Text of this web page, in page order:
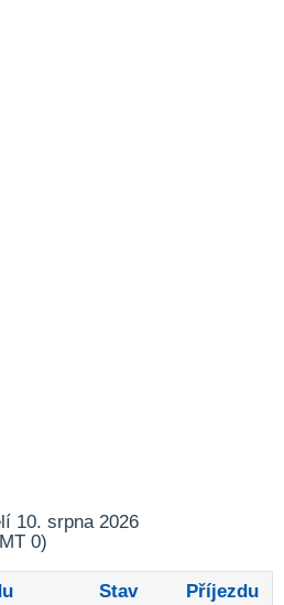
10. srpna 2026
0)
Stav Příjezdu